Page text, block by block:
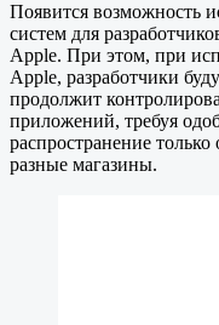
Появится возможность
систем для
Apple. При этом, при
Apple, разработчики
продолжит
приложений, требуя
распространение
разные магазины.